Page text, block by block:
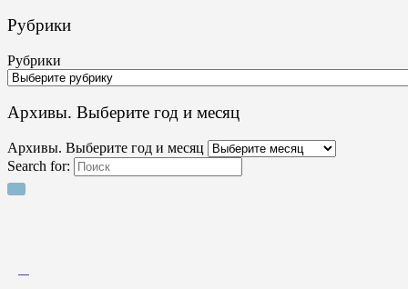
Рубрики
Рубрики
Архивы. Выберите год и месяц
Архивы. Выберите год и месяц
Search for: